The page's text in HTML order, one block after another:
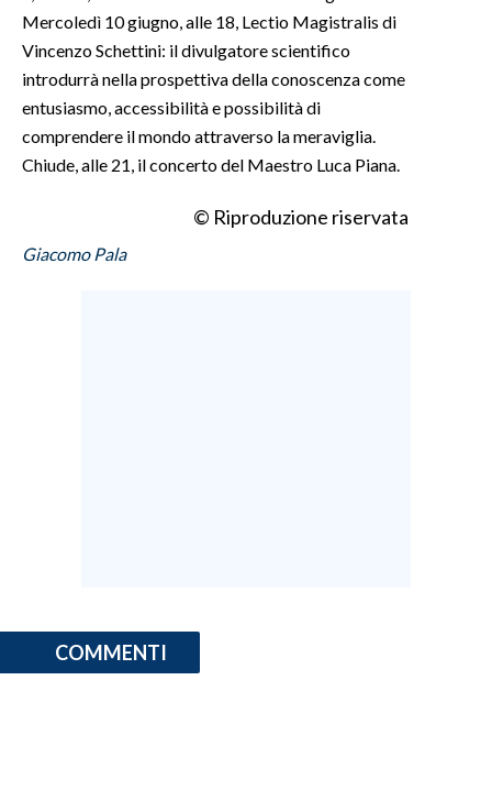
Mercoledì 10 giugno, alle 18, Lectio Magistralis di
Vincenzo Schettini: il divulgatore scientifico
introdurrà nella prospettiva della conoscenza come
entusiasmo, accessibilità e possibilità di
comprendere il mondo attraverso la meraviglia.
Chiude, alle 21, il concerto del Maestro Luca Piana.
© Riproduzione riservata
Giacomo Pala
COMMENTI